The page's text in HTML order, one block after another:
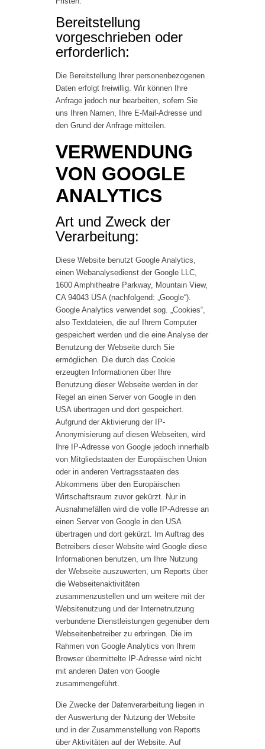
Bereitstellung
vorgeschrieben oder
erforderlich:
Die Bereitstellung Ihrer personenbezogenen
Daten erfolgt freiwillig. Wir können Ihre
Anfrage jedoch nur bearbeiten, sofern Sie
uns Ihren Namen, Ihre E-Mail-Adresse und
den Grund der Anfrage mitteilen.
VERWENDUNG
VON GOOGLE
ANALYTICS
Art und Zweck der
Verarbeitung:
Diese Website benutzt Google Analytics,
einen Webanalysedienst der Google LLC,
1600 Amphitheatre Parkway, Mountain View,
CA 94043 USA (nachfolgend: „Google“).
Google Analytics verwendet sog. „Cookies“,
also Textdateien, die auf Ihrem Computer
gespeichert werden und die eine Analyse der
Benutzung der Webseite durch Sie
ermöglichen. Die durch das Cookie
erzeugten Informationen über Ihre
Benutzung dieser Webseite werden in der
Regel an einen Server von Google in den
USA übertragen und dort gespeichert.
Aufgrund der Aktivierung der IP-
Anonymisierung auf diesen Webseiten, wird
Ihre IP-Adresse von Google jedoch innerhalb
von Mitgliedstaaten der Europäischen Union
oder in anderen Vertragsstaaten des
Abkommens über den Europäischen
Wirtschaftsraum zuvor gekürzt. Nur in
Ausnahmefällen wird die volle IP-Adresse an
einen Server von Google in den USA
übertragen und dort gekürzt. Im Auftrag des
Betreibers dieser Website wird Google diese
Informationen benutzen, um Ihre Nutzung
der Webseite auszuwerten, um Reports über
die Webseitenaktivitäten
zusammenzustellen und um weitere mit der
Websitenutzung und der Internetnutzung
verbundene Dienstleistungen gegenüber dem
Webseitenbetreiber zu erbringen. Die im
Rahmen von Google Analytics von Ihrem
Browser übermittelte IP-Adresse wird nicht
mit anderen Daten von Google
zusammengeführt.
Die Zwecke der Datenverarbeitung liegen in
der Auswertung der Nutzung der Website
und in der Zusammenstellung von Reports
über Aktivitäten auf der Website. Auf